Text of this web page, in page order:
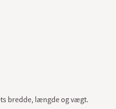
bredde, længde og vægt.